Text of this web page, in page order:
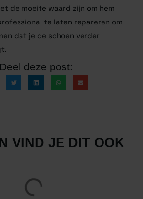
de moeite waard zijn om hem
te laten repareren om
dat je de schoen verder
Deel deze post:
VIND JE DIT OOK